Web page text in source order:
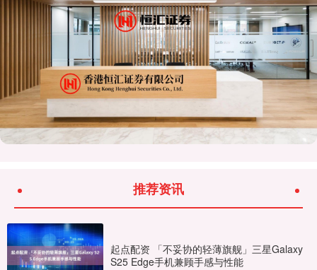
推荐资讯
起点配资 「不妥协的轻薄旗舰」三星Galaxy
S25 Edge手机兼顾手感与性能